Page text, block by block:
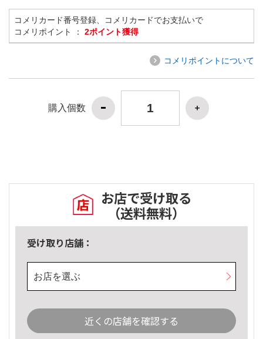
コメリカード番号登録、コメリカードでお支払いで
コメリポイント ： 2ポイント獲得
コメリポイントについて
購入個数
お店で受け取る
（送料無料）
受け取り店舗：
お店を選ぶ
近くの店舗を確認する